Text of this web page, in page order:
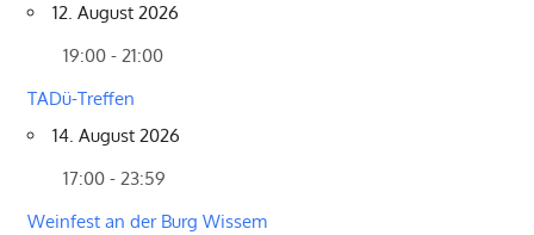
12. August 2026
19:00 - 21:00
TADü-Treffen
14. August 2026
17:00 - 23:59
Weinfest an der Burg Wissem